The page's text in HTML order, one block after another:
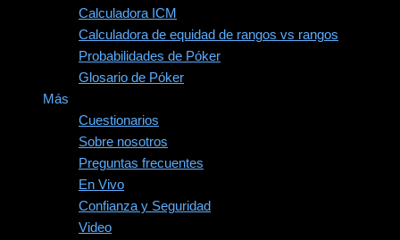
Calculadora ICM
Calculadora de equidad de rangos vs rangos
Probabilidades de Póker
Glosario de Póker
Más
Cuestionarios
Sobre nosotros
Preguntas frecuentes
En Vivo
Confianza y Seguridad
Video